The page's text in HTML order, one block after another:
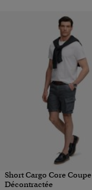
Short Cargo Core Coupe
Décontractée